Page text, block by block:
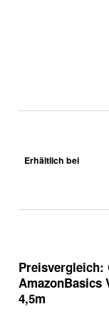
Erhältlich bei
Preisvergleich:
AmazonBasics
4,5m